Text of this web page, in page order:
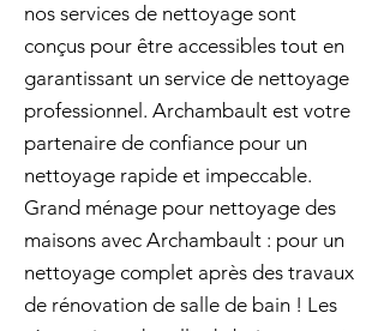
nos services de nettoyage sont
conçus pour être accessibles tout en
garantissant un service de nettoyage
professionnel. Archambault est votre
partenaire de confiance pour un
nettoyage rapide et impeccable.
Grand ménage pour nettoyage des
maisons avec Archambault : pour un
nettoyage complet après des travaux
de rénovation de salle de bain ! Les